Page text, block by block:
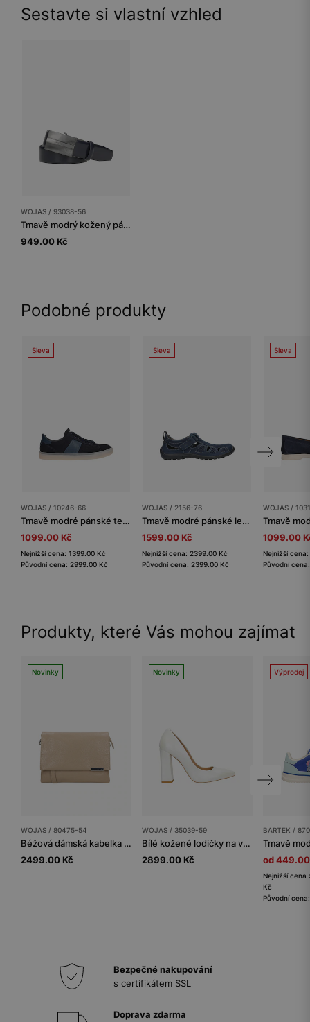
Sestavte si vlastní vzhled
WOJAS / 93038-56
Tmavě modrý kožený pánský opasek s kovovou přezkou
949.00 Kč
Podobné produkty
Sleva
WOJAS / 10246-66
Tmavě modré pánské tenisky s koženkovou vložkou z lícové kůže
1099.00 Kč
Nejnižší cena: 1399.00 Kč
Původní cena: 2999.00 Kč
Sleva
WOJAS / 2156-76
Tmavě modré pánské letní boty z přírodního veluru
1599.00 Kč
Nejnižší cena: 2399.00 Kč
Původní cena: 2399.00 Kč
Sleva
WOJAS /
1099.00
Nejnižší
Původní
Produkty, které Vás mohou zajímat
Novinky
WOJAS / 80475-54
Béžová dámská kabelka z lícové kůže
2499.00 Kč
Novinky
WOJAS / 35039-59
Bílé kožené lodičky na vysokém podpatku s perleťovým leskem
2899.00 Kč
Výprodej
BARTEK /
od
Nejnižší cena
Kč
Původní
Bezpečné nakupování
s certifikátem SSL
Doprava zdarma